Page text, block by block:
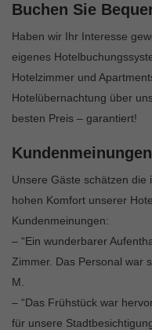
Buchen Sie
Haben wir Ihr Interesse
eigenes
Hotelzimmer und
Hotelübernachtung über
besten Preis – garantiert!
Kundenmeinungen
Unsere Gäste schätzen die
hohen Komfort unserer
Kundenmeinungen:
– “Ein wunderbarer
Zimmer. Das Personal war
M.
– “Das Frühstück war
für unsere